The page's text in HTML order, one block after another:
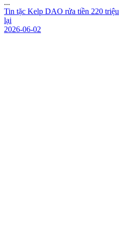
...
Tin tặc Kelp DAO rửa tiền 220 triệu
lại
2026-06-02